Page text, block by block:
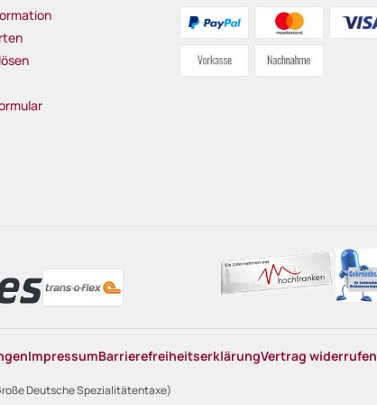
ImpressumBarrierefreiheitserklärungVertrag widerrufen
Deutsche Spezialitätentaxe)